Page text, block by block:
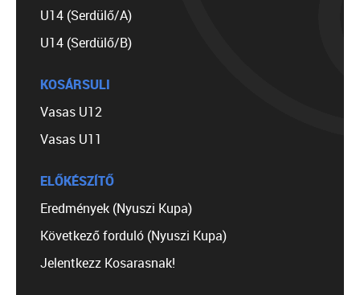
U14 (Serdülő/A)
U14 (Serdülő/B)
KOSÁRSULI
Vasas U12
Vasas U11
ELŐKÉSZÍTŐ
Eredmények (Nyuszi Kupa)
Következő forduló (Nyuszi Kupa)
Jelentkezz Kosarasnak!